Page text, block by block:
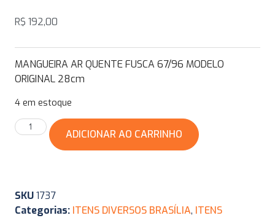
R$ 192,00
MANGUEIRA AR QUENTE FUSCA 67/96 MODELO
ORIGINAL 28cm
4 em estoque
ADICIONAR AO CARRINHO
SKU1737
Categorias: ITENS DIVERSOS BRASÍLIA, ITENS